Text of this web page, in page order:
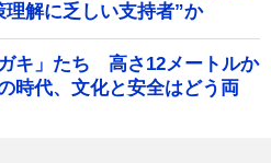
解に乏しい支持者”か
キ」たち 高さ12メートルか
時代、文化と安全はどう両